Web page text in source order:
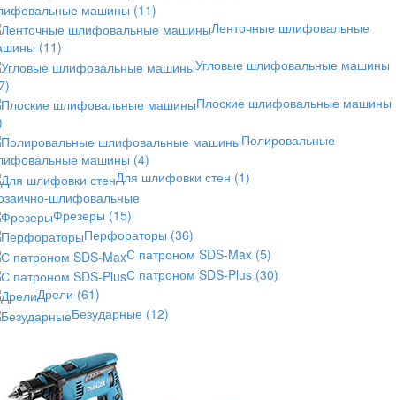
машины (11)
Ленточные шлифовальные
(11)
Угловые шлифовальные машины
Плоские шлифовальные машины
Полировальные
машины (4)
Для шлифовки стен (1)
шлифовальные
Фрезеры (15)
Перфораторы (36)
С патроном SDS-Max (5)
С патроном SDS-Plus (30)
Дрели (61)
Безударные (12)